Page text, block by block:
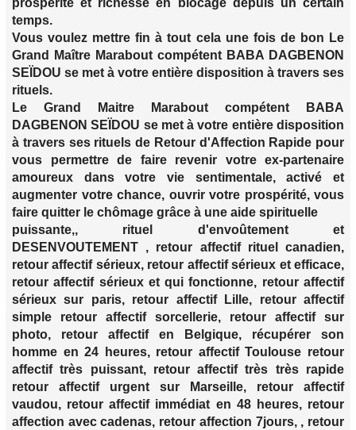
prospérité et richesse en blocage depuis un certain
temps.
Vous voulez mettre fin à tout cela une fois de bon Le
Grand Maître Marabout compétent BABA DAGBENON
SEÏDOU se met à votre entière disposition à travers ses
rituels.
Le Grand Maitre Marabout compétent BABA
DAGBENON SEÏDOU se met à votre entière disposition
à travers ses rituels de Retour d'Affection Rapide pour
vous permettre de faire revenir votre ex-partenaire
amoureux dans votre vie sentimentale, activé et
augmenter votre chance, ouvrir votre prospérité, vous
faire quitter le chômage grâce à une aide spirituelle
puissante,, rituel d'envoûtement et
DESENVOUTEMENT , retour affectif rituel canadien,
retour affectif sérieux, retour affectif sérieux et efficace,
retour affectif sérieux et qui fonctionne, retour affectif
sérieux sur paris, retour affectif Lille, retour affectif
simple retour affectif sorcellerie, retour affectif sur
photo, retour affectif en Belgique, récupérer son
homme en 24 heures, retour affectif Toulouse retour
affectif très puissant, retour affectif très très rapide
retour affectif urgent sur Marseille, retour affectif
vaudou, retour affectif immédiat en 48 heures, retour
affection avec cadenas, retour affection 7jours, , retour